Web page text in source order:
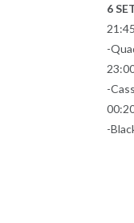
6
21:45
-
-
-